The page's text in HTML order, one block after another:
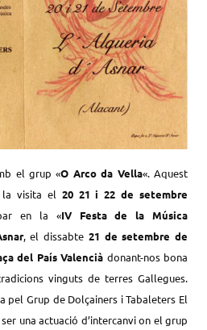
el grup «O Arco da Vella«. Aquest
visita el 20 21 i 22 de setembre
en la «IV Festa de la Música
, el dissabte 21 de setembre de
del País Valencià donant-nos bona
vinguts de terres Gallegues.
pel Grup de Dolçainers i Tabaleters El
una actuació d’intercanvi on el grup